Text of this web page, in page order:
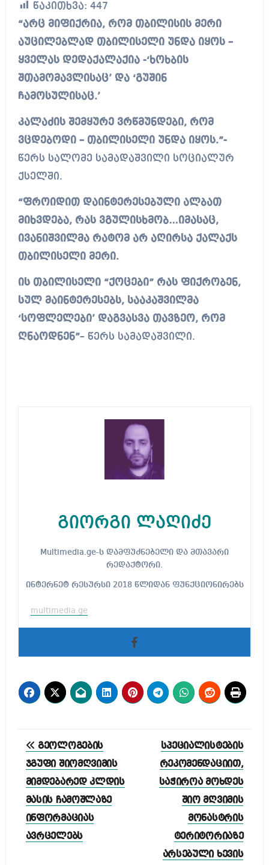
წაკითხვა: 447
“არც მიფიქრია, რომ თბილისის მერი
აუცილებლად თბილისელი უნდა იყოს –
ყველას დედაქალაქია -‘ხოხბის
შთამომავლისაც’ და ‘გუშინ
ჩამოსულისაც.’
კალაძის შემყურე ვრწმუნდები, რომ
ვცდებოდი – თბილისელი უნდა იყოს.”-
წერს სალომე სამადაშვილი სოციალურ
ქსელში.
“ფროიდით დაინტერესებული ალბათ
მიხვდება, რას ვგულისხმობ…იმასაც,
ივანიშვილმა რატომ არ აღირსა ქალაქს
თბილისელი მერი.
ის თბილისელი “ქოცები” რას ფიქრობენ,
სულ მაინტერესებს, სააკაშვილმა
‘სოფლელები’ დაგვასვა თავზეო, რომ
ღნაოდნენ”– წერს სამადაშვილი.
გიორგი ლაღიძე
Multimedia.ge-ს დამფუძნებელი და მთავარი
რედაქტორი.
ინტერნეტ რესურსი 2018 წლიდან ფუნქციონირებს
multimedia.ge
პოსტის
ნავიგაცია
გეოლოგების
ჯგუფი შიომღვიმის
მიმდებარედ კლდის
მასის ჩამოშლაზე
ინფორმაციას
ავრცელებს
სპეციალისტების
რეკომენდაციით,
საჭიროა მოხდეს
შიო მღვიმის
მონასტრის
ტერიტორიაზე
არსებული ხევის